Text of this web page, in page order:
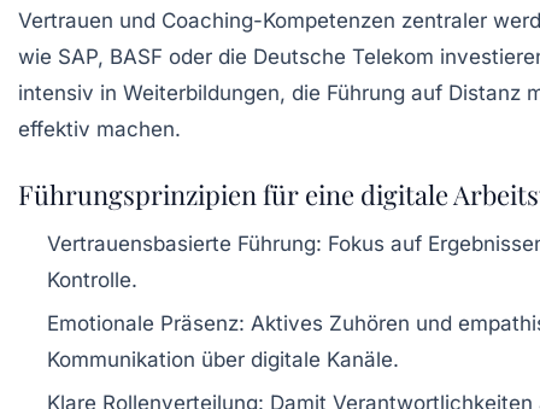
Vertrauen und Coaching-Kompetenzen zentraler
wie SAP, BASF oder die Deutsche Telekom
intensiv in Weiterbildungen, die Führung auf Distanz
effektiv machen.
Führungsprinzipien für eine digitale
Vertrauensbasierte Führung: Fokus auf
Kontrolle.
Emotionale Präsenz: Aktives Zuhören und
Kommunikation über digitale Kanäle.
Klare Rollenverteilung: Damit Verantwortlichkeiten